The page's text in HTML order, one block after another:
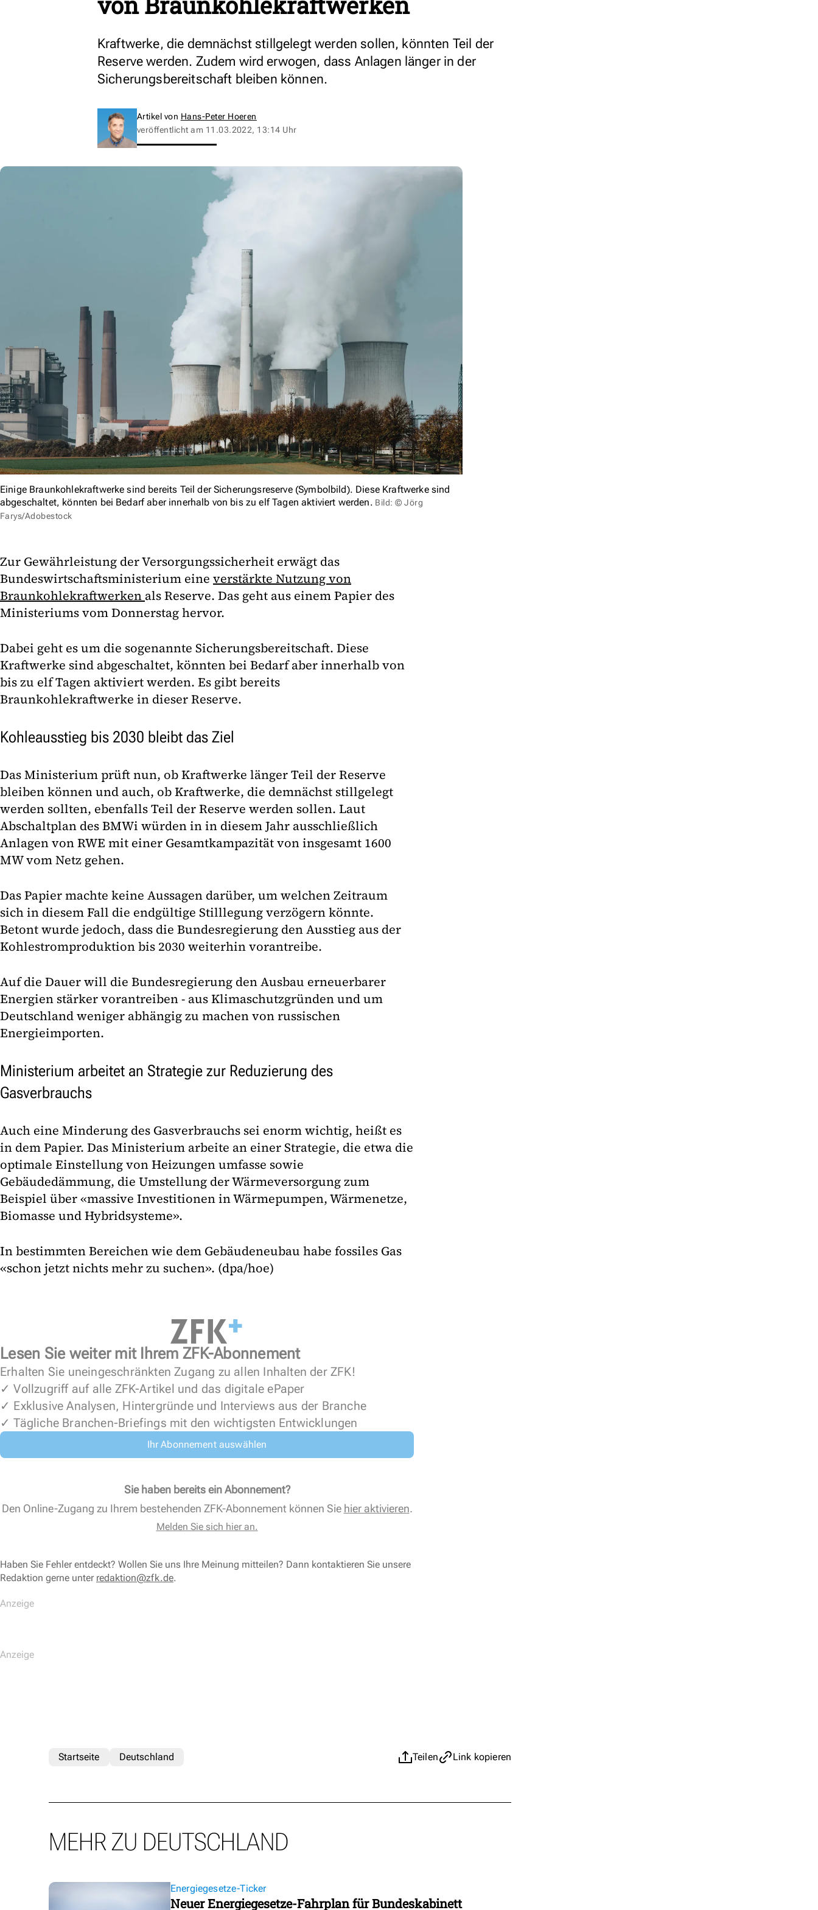
Kraftwerke, die demnächst stillgelegt werden sollen, könnten Teil der
Reserve werden. Zudem wird erwogen, dass Anlagen länger in der
Sicherungsbereitschaft bleiben können.
Artikel von Hans-Peter Hoeren
veröffentlicht am 11.03.2022, 13:14 Uhr
Einige Braunkohlekraftwerke sind bereits Teil der Sicherungsreserve (Symbolbild). Diese Kraftwerke sind
abgeschaltet, könnten bei Bedarf aber innerhalb von bis zu elf Tagen aktiviert werden. Bild: © Jörg
Farys/Adobestock
Zur Gewährleistung der Versorgungssicherheit erwägt das
Bundeswirtschaftsministerium eine verstärkte Nutzung von
Braunkohlekraftwerken als Reserve. Das geht aus einem Papier des
Ministeriums vom Donnerstag hervor.
Dabei geht es um die sogenannte Sicherungsbereitschaft. Diese
Kraftwerke sind abgeschaltet, könnten bei Bedarf aber innerhalb von
bis zu elf Tagen aktiviert werden. Es gibt bereits
Braunkohlekraftwerke in dieser Reserve.
Kohleausstieg bis 2030 bleibt das Ziel
Das Ministerium prüft nun, ob Kraftwerke länger Teil der Reserve
bleiben können und auch, ob Kraftwerke, die demnächst stillgelegt
werden sollten, ebenfalls Teil der Reserve werden sollen. Laut
Abschaltplan des BMWi würden in in diesem Jahr ausschließlich
Anlagen von RWE mit einer Gesamtkampazität von insgesamt 1600
MW vom Netz gehen.
Das Papier machte keine Aussagen darüber, um welchen Zeitraum
sich in diesem Fall die endgültige Stilllegung verzögern könnte.
Betont wurde jedoch, dass die Bundesregierung den Ausstieg aus der
Kohlestromproduktion bis 2030 weiterhin vorantreibe.
Auf die Dauer will die Bundesregierung den Ausbau erneuerbarer
Energien stärker vorantreiben - aus Klimaschutzgründen und um
Deutschland weniger abhängig zu machen von russischen
Energieimporten.
Ministerium arbeitet an Strategie zur Reduzierung des
Gasverbrauchs
Auch eine Minderung des Gasverbrauchs sei enorm wichtig, heißt es
in dem Papier. Das Ministerium arbeite an einer Strategie, die etwa die
optimale Einstellung von Heizungen umfasse sowie
Gebäudedämmung, die Umstellung der Wärmeversorgung zum
Beispiel über «massive Investitionen in Wärmepumpen, Wärmenetze,
Biomasse und Hybridsysteme».
In bestimmten Bereichen wie dem Gebäudeneubau habe fossiles Gas
«schon jetzt nichts mehr zu suchen». (dpa/hoe)
Lesen Sie weiter mit Ihrem ZFK-Abonnement
Erhalten Sie uneingeschränkten Zugang zu allen Inhalten der ZFK!
✓ Vollzugriff auf alle ZFK-Artikel und das digitale ePaper
✓ Exklusive Analysen, Hintergründe und Interviews aus der Branche
✓ Tägliche Branchen-Briefings mit den wichtigsten Entwicklungen
Ihr Abonnement auswählen
Sie haben bereits ein Abonnement?
Den Online-Zugang zu Ihrem bestehenden ZFK-Abonnement können Sie hier aktivieren.
Melden Sie sich hier an.
Haben Sie Fehler entdeckt? Wollen Sie uns Ihre Meinung mitteilen? Dann kontaktieren Sie unsere
Redaktion gerne unter redaktion@zfk.de.
Teilen Link kopieren
Startseite Deutschland
MEHR ZU DEUTSCHLAND
Energiegesetze-Ticker
Neuer Energiegesetze-Fahrplan für Bundeskabinett